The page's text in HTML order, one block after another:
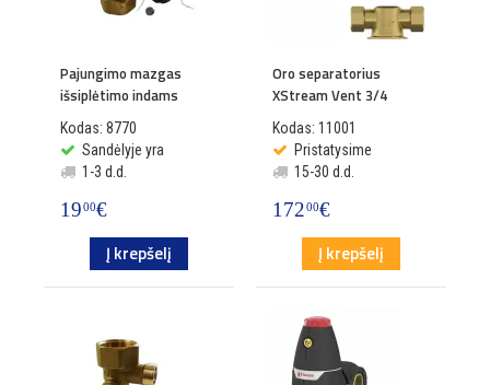
Pajungimo mazgas
išsiplėtimo indams
Kodas: 8770
Sandėlyje yra
1-3 d.d.
1900€
Į krepšelį
Oro separatorius
XStream Vent 3/4
Kodas: 11001
Pristatysime
15-30 d.d.
17200€
Į krepšelį